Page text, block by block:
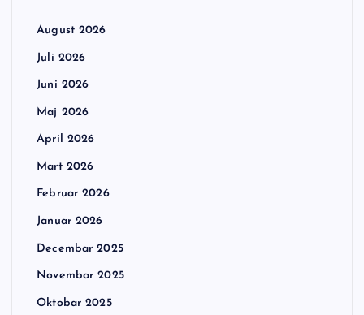
August 2026
Juli 2026
Juni 2026
Maj 2026
April 2026
Mart 2026
Februar 2026
Januar 2026
Decembar 2025
Novembar 2025
Oktobar 2025